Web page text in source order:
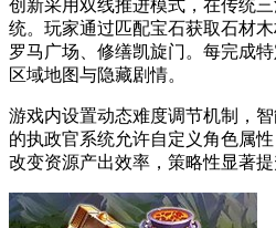
创新采用双线推进模式，在传统
统。玩家通过匹配宝石获取石材
罗马广场、修缮凯旋门。每完成
区域地图与隐藏剧情。
游戏内设置动态难度调节机制，
的执政官系统允许自定义角色属
改变资源产出效率，策略性显著提